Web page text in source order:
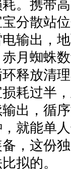
。携带
分散站
输出，
月蜘蛛
释放清
耗过半
出，循
就能单
，这份
拟的。